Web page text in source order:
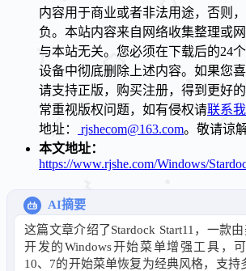
内容用于商业或者非法用途，否则
负。本站内容来自网络收集整理或
与本站无关。您必须在下载后的24
设备中彻底删除上述内容。如果您喜
请支持正版，购买注册，得到更好
常重视版权问题，如有侵权请联系我
地址：
rjshecom@163.com。敬请谅解
本文地址：
https://www.rjshe.com/Windows/
AI摘要
这篇文章介绍了Stardock Start11，一款由
开发的Windows开始菜单增强工具，可
10、7的开始菜单恢复为经典风格，支持